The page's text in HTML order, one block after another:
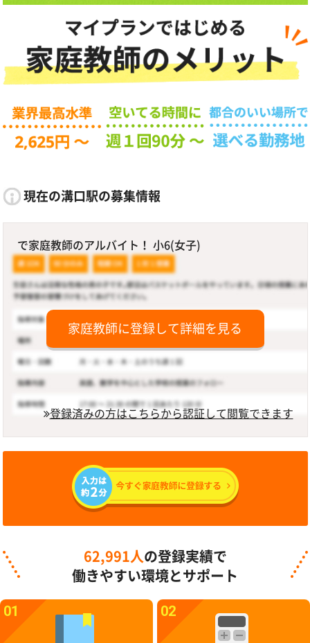
現在の溝口駅の募集情報
で家庭教師のアルバイト！ 小6(女子)
家庭教師に登録して詳細を見る
登録済みの方はこちらから認証して閲覧できます
62,991人 の登録実績で
働きやすい環境とサポート
01 02